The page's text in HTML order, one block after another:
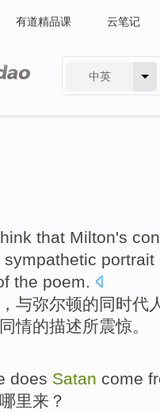
有道精品课 云笔记
中英
that Milton's
sympathetic portrait
the poem.
，与弥尔顿的同时代
同情的描述所震惊。
does Satan come
哪里来 ？